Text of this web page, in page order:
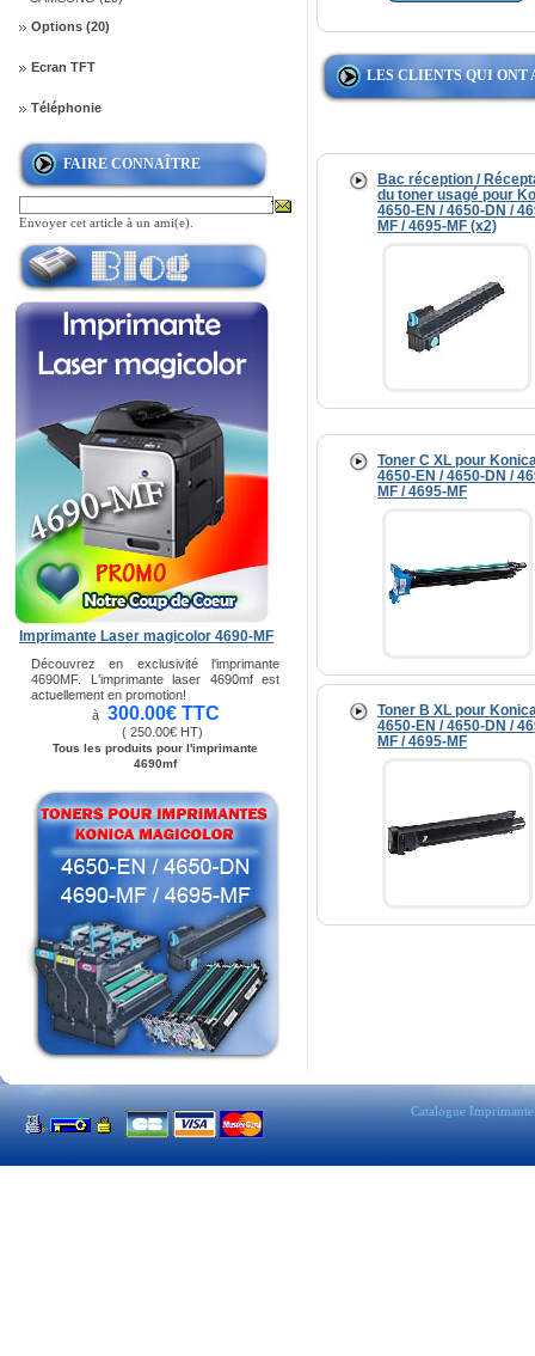
Options (20)
Ecran TFT
Téléphonie
FAIRE CONNAÎTRE
Envoyer cet article à un ami(e).
Imprimante Laser magicolor 4690-MF
Découvrez en exclusivité l'imprimante
4690MF. L'imprimante laser 4690mf est
actuellement en promotion!
à 300.00€ TTC
( 250.00€ HT)
Tous les produits pour l'imprimante
4690mf
LES CLIENTS QUI ONT
Bac réception /
du toner usagé pour
4650-EN / 4650-DN /
MF / 4695-MF (x2)
Toner C XL pour
4650-EN / 4650-DN /
MF / 4695-MF
Toner B XL pour
4650-EN / 4650-DN /
MF / 4695-MF
Catalogue